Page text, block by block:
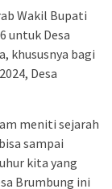
Wakil Bupati
untuk Desa
khususnya bagi
Desa
meniti sejarah
sampai
kita yang
Brumbung ini